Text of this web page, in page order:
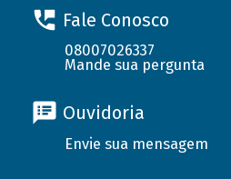
Fale Conosco
08007026337
Mande sua pergunta
Ouvidoria
Envie sua mensagem